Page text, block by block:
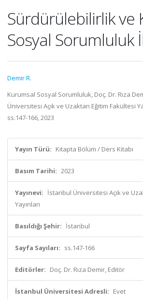
Sürdürülebilirlik ve
Sosyal Sorumluluk
Demir R.
Kurumsal Sosyal Sorumluluk, Doç. Dr. Rıza
Üniversitesi Açık ve Uzaktan Eğitim Fakültesi
ss.147-166, 2023
Yayın Türü: Kitapta Bölüm / Ders Kitabı
Basım Tarihi: 2023
Yayınevi: İstanbul Üniversitesi Açık ve
Yayınları
Basıldığı Şehir: İstanbul
Sayfa Sayıları: ss.147-166
Editörler: Doç. Dr. Rıza Demir, Editör
İstanbul Üniversitesi Adresli: Evet